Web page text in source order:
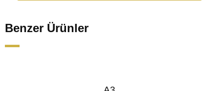
Benzer Ürünler